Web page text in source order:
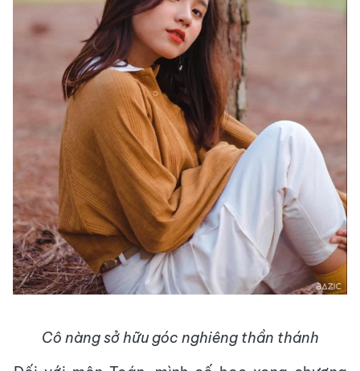
Cô nàng sở hữu góc nghiêng thần thánh